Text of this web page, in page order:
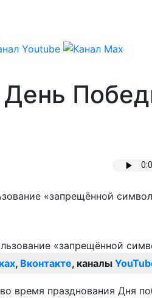
День
«запрещённой
, Вконтакте, каналы
время празднования Дня